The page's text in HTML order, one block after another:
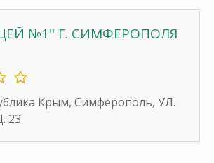
№1" Г. СИМФЕРОПОЛЯ
Крым, Симферополь, УЛ.
23